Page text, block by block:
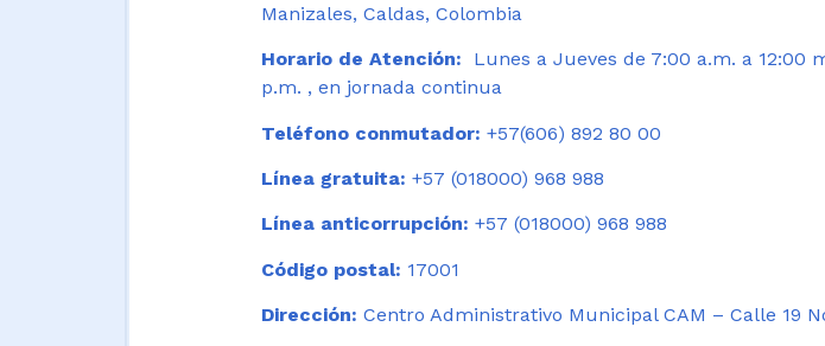
Manizales, Caldas, Colombia
Horario de Atención:
Lunes a Jueves de 7:00 a.m. a 12:00
p.m. , en jornada continua
Teléfono conmutador: +57(606) 892 80 00
Línea gratuita: +57 (018000) 968 988
Línea anticorrupción: +57 (018000) 968 988
Código postal: 17001
Dirección: Centro Administrativo Municipal CAM – Calle 19